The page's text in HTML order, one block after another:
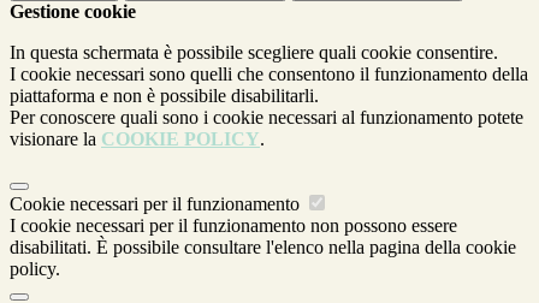
Gestione cookie
In questa schermata è possibile scegliere quali cookie consentire.
I cookie necessari sono quelli che consentono il funzionamento della
piattaforma e non è possibile disabilitarli.
Per conoscere quali sono i cookie necessari al funzionamento potete
visionare la COOKIE POLICY.
Cookie necessari per il funzionamento
I cookie necessari per il funzionamento non possono essere
disabilitati. È possibile consultare l'elenco nella pagina della cookie
policy.